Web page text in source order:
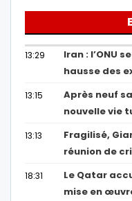
13:29
Iran : l’ONU
hausse des
13:15
Après neuf
nouvelle vie
13:13
Fragilisé,
réunion de
18:31
Le Qatar
mise en